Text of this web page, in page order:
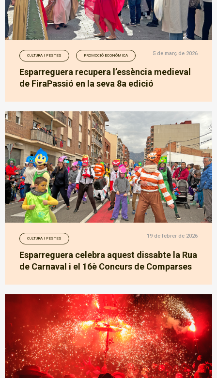
CULTURA I FESTES PROMOCIÓ ECONÒMICA 5 de març de 2026
Esparreguera recupera l’essència medieval
de FiraPassió en la seva 8a edició
CULTURA I FESTES 19 de febrer de 2026
Esparreguera celebra aquest dissabte la Rua
de Carnaval i el 16è Concurs de Comparses